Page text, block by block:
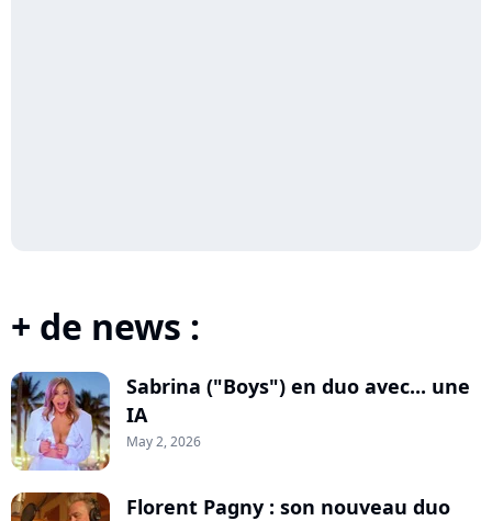
+ de news :
Sabrina ("Boys") en duo avec... une
IA
May 2, 2026
Florent Pagny : son nouveau duo